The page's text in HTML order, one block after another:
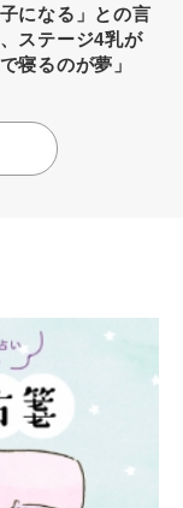
になる」との言
ステージ4乳が
寝るのが夢」